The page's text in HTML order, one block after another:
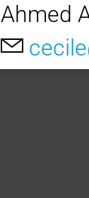
Ahmed